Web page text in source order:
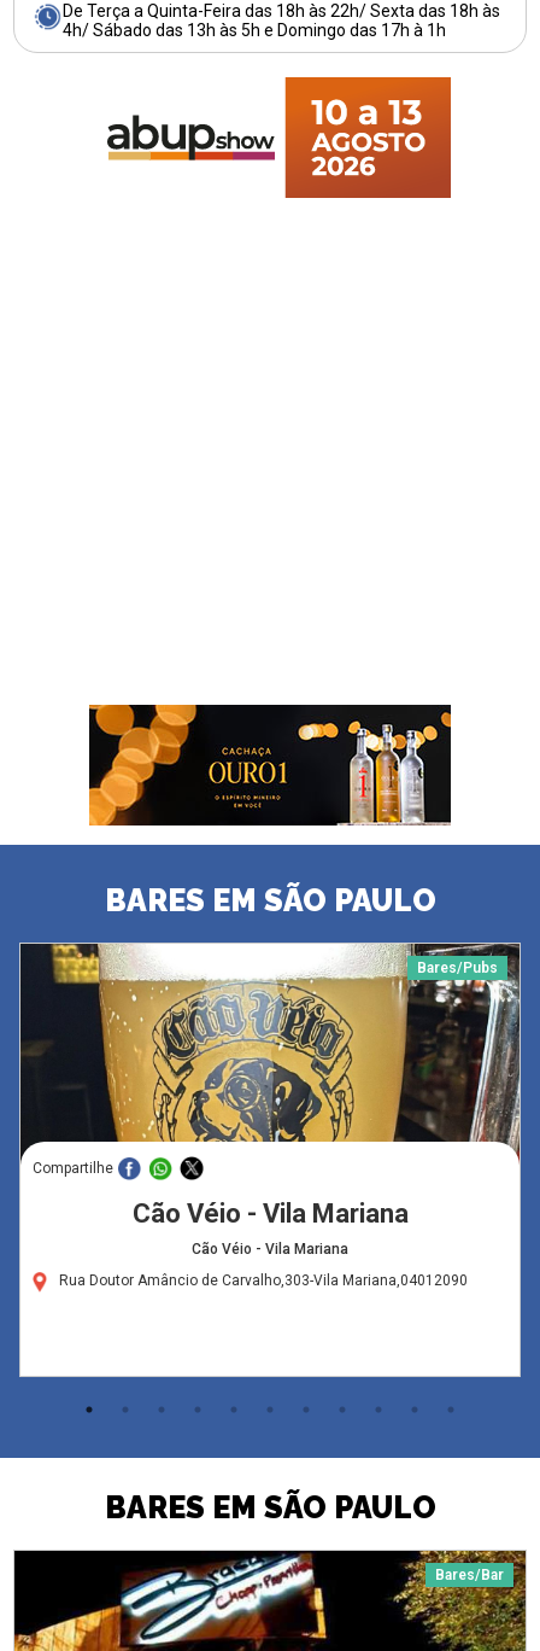
De Terça a Quinta-Feira das 18h às 22h/ Sexta das 18h às
4h/ Sábado das 13h às 5h e Domingo das 17h à 1h
BARES EM SÃO PAULO
Bares/Pubs
Compartilhe
Cão Véio - Vila Mariana
Cão Véio - Vila Mariana
Rua Doutor Amâncio de Carvalho,303-Vila Mariana,04012090
BARES EM SÃO PAULO
Bares/Bar